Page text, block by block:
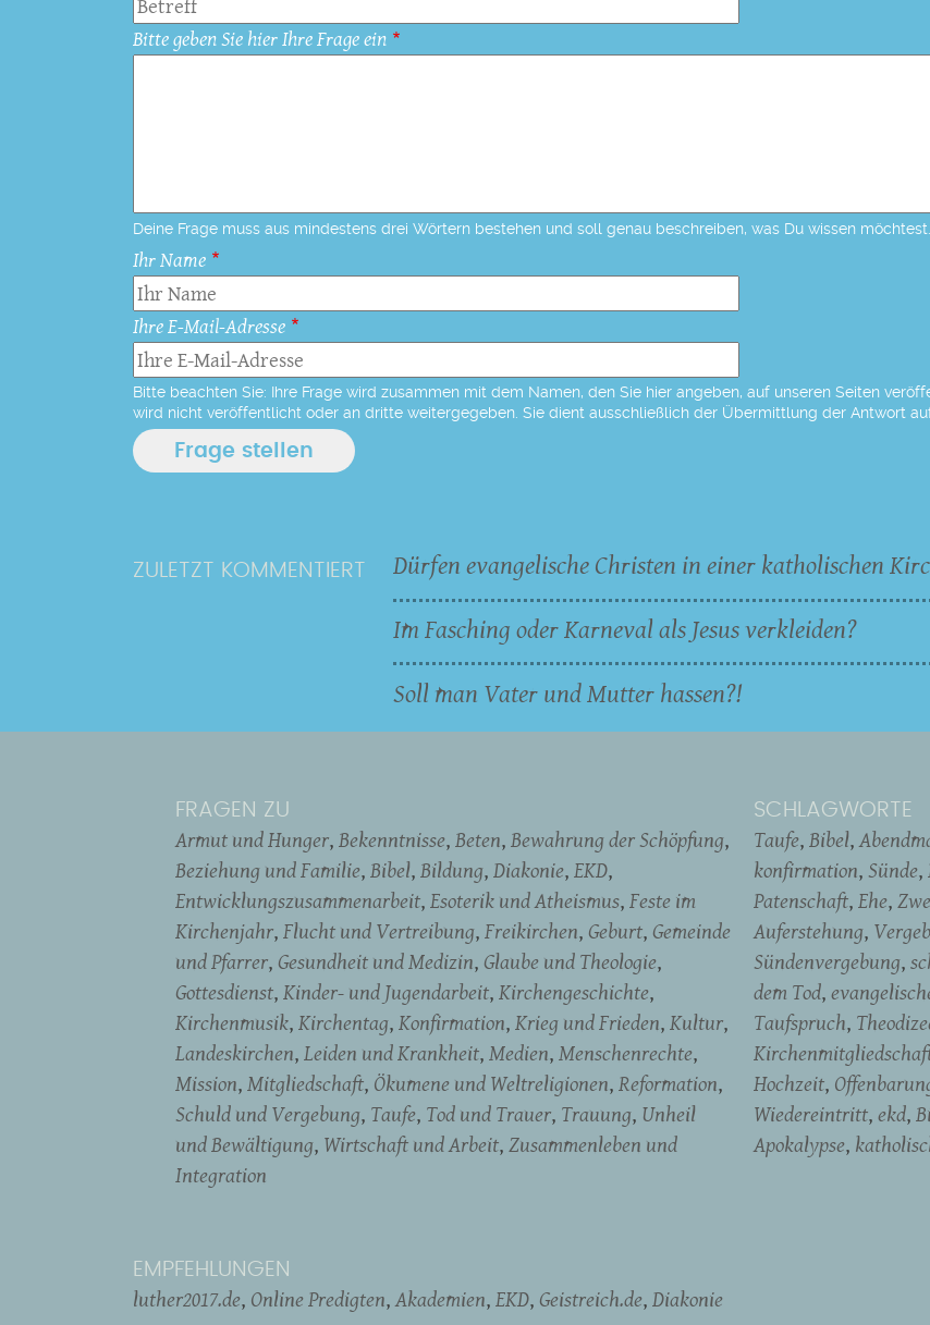
Bitte geben Sie hier Ihre Frage ein
Deine Frage muss aus mindestens drei Wörtern bestehen und soll genau beschreiben, was Du wissen möchtest.
Ihr Name
Ihre E-Mail-Adresse
Bitte beachten Sie: Ihre Frage wird zusammen mit dem Namen, den Sie hier angeben, auf unseren Seiten
wird nicht veröffentlicht oder an dritte weitergegeben. Sie dient ausschließlich der Übermittlung der Antwort
ZULETZT KOMMENTIERT
Dürfen evangelische Christen in einer katholischen
Im Fasching oder Karneval als Jesus verkleiden?
Soll man Vater und Mutter hassen?!
FRAGEN ZU
Armut und Hunger Bekenntnisse Beten Bewahrung der Schöpfung
Beziehung und Familie Bibel Bildung Diakonie EKD
Entwicklungszusammenarbeit Esoterik und Atheismus Feste im
Kirchenjahr Flucht und Vertreibung Freikirchen Geburt Gemeinde
und Pfarrer Gesundheit und Medizin Glaube und Theologie
Gottesdienst Kinder- und Jugendarbeit Kirchengeschichte
Kirchenmusik Kirchentag Konfirmation Krieg und Frieden Kultur
Landeskirchen Leiden und Krankheit Medien Menschenrechte
Mission Mitgliedschaft Ökumene und Weltreligionen Reformation
Schuld und Vergebung Taufe Tod und Trauer Trauung Unheil
und Bewältigung Wirtschaft und Arbeit Zusammenleben und
Integration
SCHLAGWORTE
Taufe Bibel
konfirmation Sünde
Patenschaft Ehe
Auferstehung
Sündenvergebung
dem Tod
Taufspruch
Hochzeit
Wiedereintritt ekd
Apokalypse
EMPFEHLUNGEN
luther2017.de Online Predigten Akademien EKD Geistreich.de Diakonie